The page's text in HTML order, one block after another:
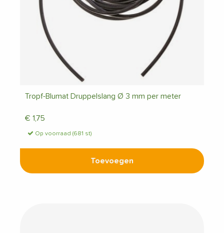
Tropf-Blumat Druppelslang Ø 3 mm per meter
€ 1,75
Op voorraad (681 st)
Toevoegen